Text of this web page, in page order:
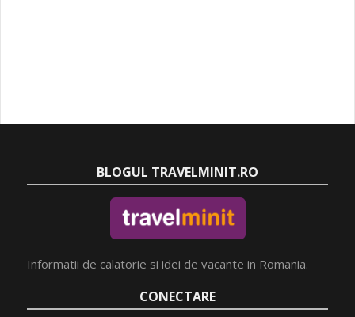
BLOGUL TRAVELMINIT.RO
Informatii de calatorie si idei de vacante in Romania.
CONECTARE